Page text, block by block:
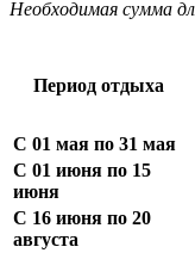
Необходимая сумма
Период отдыха
С 01 мая по 31 мая
С 01 июня по 15
июня
С 16 июня по 20
августа